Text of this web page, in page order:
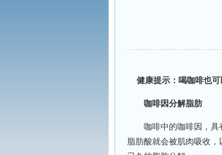
健康提示：喝咖啡也可
咖啡因分解脂肪
咖啡中的咖啡因，具有
脂肪酸就会被肌肉吸收